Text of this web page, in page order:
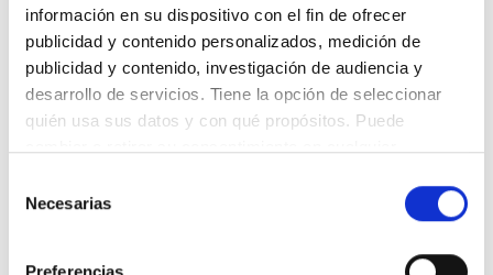
información en su dispositivo con el fin de ofrecer
publicidad y contenido personalizados, medición de
publicidad y contenido, investigación de audiencia y
desarrollo de servicios. Tiene la opción de seleccionar
quién usa sus datos y con qué propósitos. Puede
el Menú de consentimiento.
Necesarias
Preferencias
EUR 200 - 300
EUR 300+
Mañana
NephroPlus at Satguru Pratap Singh
Hospital
Ludhiana, India
1,5 km desde el centro de la ciudad
Reservación